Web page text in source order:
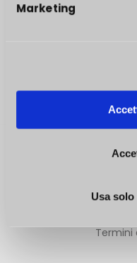
Marketing
Usa
I
Termini